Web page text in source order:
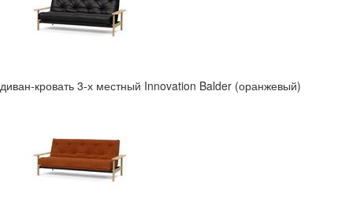
диван-кровать 3-х местный Innovation Balder (оранжевый)